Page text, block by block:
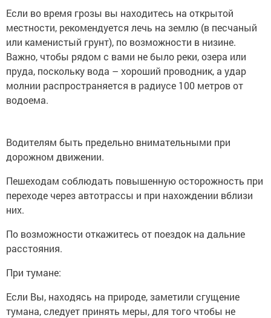
Если во время грозы вы находитесь на открытой
местности, рекомендуется лечь на землю (в песчаный
или каменистый грунт), по возможности в низине.
Важно, чтобы рядом с вами не было реки, озера или
пруда, поскольку вода – хороший проводник, а удар
молнии распространяется в радиусе 100 метров от
водоема.
Водителям быть предельно внимательными при
дорожном движении.
Пешеходам соблюдать повышенную осторожность при
переходе через автотрассы и при нахождении вблизи
них.
По возможности откажитесь от поездок на дальние
расстояния.
При тумане:
Если Вы, находясь на природе, заметили сгущение
тумана, следует принять меры, для того чтобы не